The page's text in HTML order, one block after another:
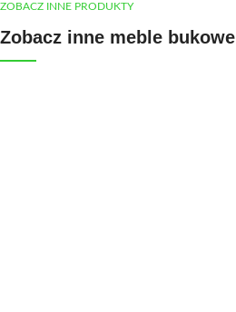
ZOBACZ INNE PRODUKTY
Zobacz inne meble bukowe